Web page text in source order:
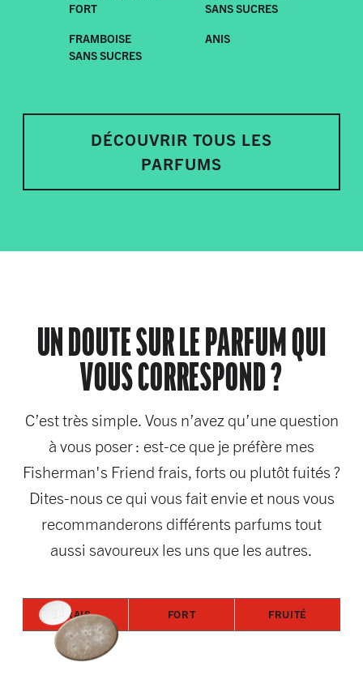
FORT
SANS SUCRES
FRAMBOISE
SANS SUCRES
ANIS
DÉCOUVRIR TOUS LES
PARFUMS
UN DOUTE SUR LE PARFUM QUI
VOUS CORRESPOND ?
C’est très simple. Vous n’avez qu’une question
à vous poser : est-ce que je préfère mes
Fisherman's Friend frais, forts ou plutôt fuités ?
Dites-nous ce qui vous fait envie et nous vous
recommanderons différents parfums tout
aussi savoureux les uns que les autres.
FRAIS FORT FRUITÉ